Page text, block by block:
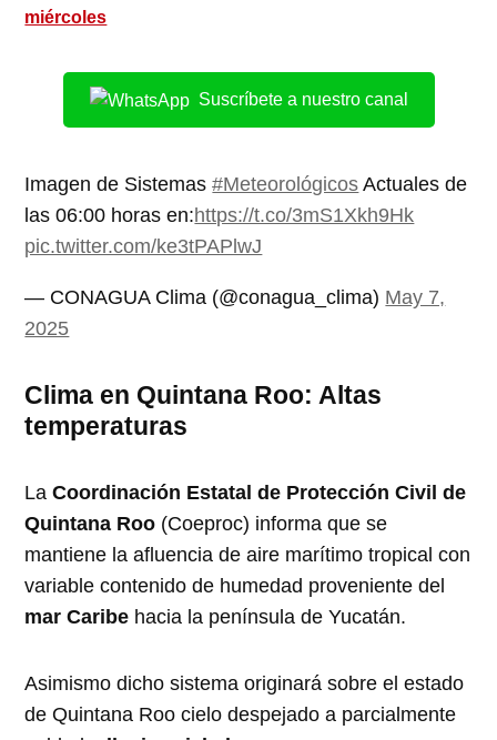
miércoles
Suscríbete a nuestro canal
Imagen de Sistemas#Meteorológicos Actuales de
las 06:00 horas en:https://t.co/3mS1Xkh9Hk
pic.twitter.com/ke3tPAPlwJ
— CONAGUA Clima (@conagua_clima) May 7,
2025
Clima en Quintana Roo: Altas
temperaturas
LaCoordinación Estatal de Protección Civil de
Quintana Roo (Coeproc) informa que se
mantiene la afluencia de aire marítimo tropical con
variable contenido de humedad proveniente del
mar Caribe hacia la península de Yucatán.
Asimismo dicho sistema originará sobre el estado
de Quintana Roo cielo despejado a parcialmente